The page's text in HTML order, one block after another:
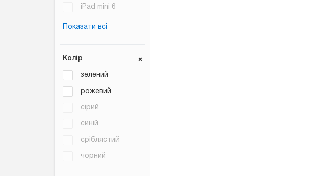
iPad mini 6
Показати всі
Колір
зелений
рожевий
сірий
синій
сріблястий
чорний